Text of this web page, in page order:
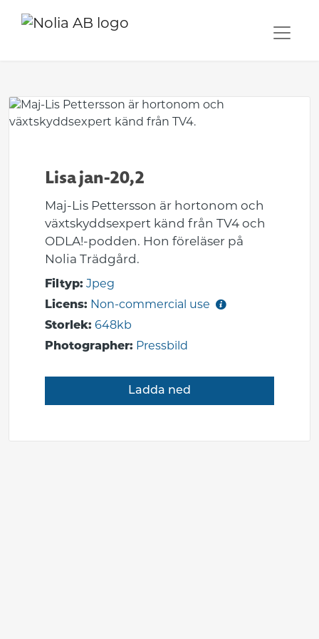
Lisa jan-20,2
Maj-Lis Pettersson är hortonom och
växtskyddsexpert känd från TV4 och
ODLA!-podden. Hon föreläser på
Nolia Trädgård.
Filtyp: Jpeg
Licens: Non-commercial use
Storlek: 648kb
Photographer: Pressbild
Ladda ned